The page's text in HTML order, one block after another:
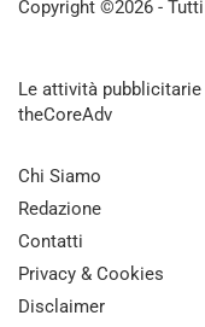
Copyright ©2026 -
Le attività
theCoreAdv
Chi Siamo
Redazione
Contatti
Privacy & Cookies
Disclaimer